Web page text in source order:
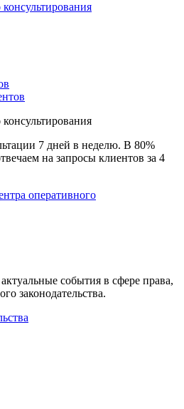
7 дней в неделю. В 80%
на запросы клиентов за 4
оперативного
события в сфере права,
законодательства.